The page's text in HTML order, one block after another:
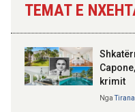
TEMAT E
krimit
Nga